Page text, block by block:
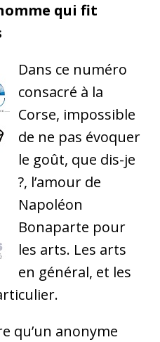
qui fit
Dans ce numéro
consacré à la
Corse, impossible
de ne pas évoquer
le goût, que dis-je
?, l’amour de
Napoléon
Bonaparte pour
les arts. Les arts
en général, et les
qu’un anonyme